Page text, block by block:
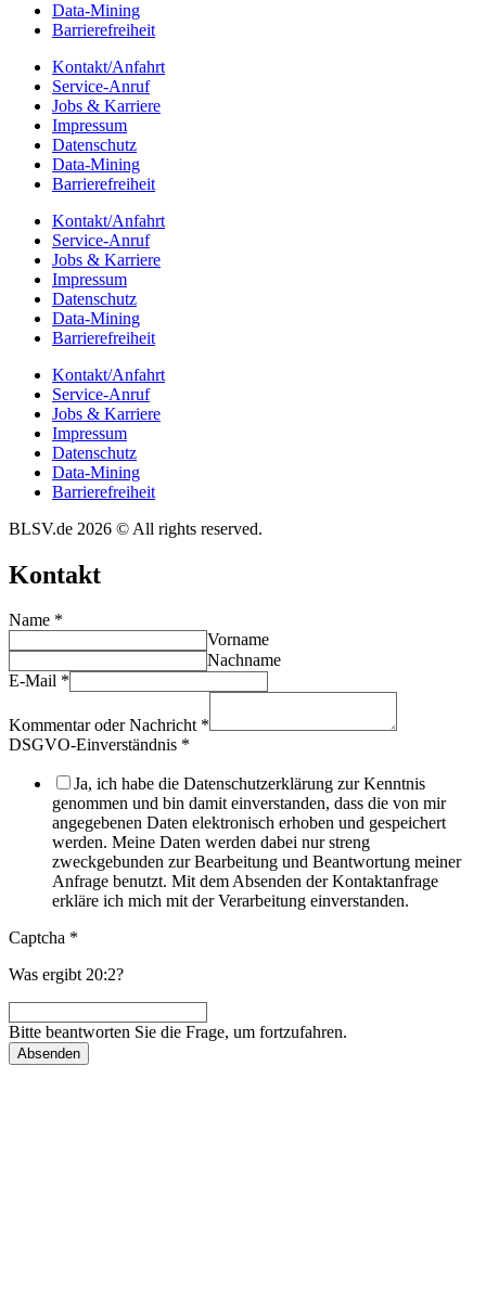
Data-Mining
Barrie­re­frei­heit
Kontakt/​​Anfahrt
Service-Anruf
Jobs & Karriere
Impres­sum
Daten­schutz
Data-Mining
Barrie­re­frei­heit
Kontakt/​​Anfahrt
Service-Anruf
Jobs & Karriere
Impres­sum
Daten­schutz
Data-Mining
Barrie­re­frei­heit
Kontakt/​​Anfahrt
Service-Anruf
Jobs & Karriere
Impres­sum
Daten­schutz
Data-Mining
Barrie­re­frei­heit
BLSV.de 2026 © All rights reserved.
Kontakt
Name *
Vorname
Nachname
E-Mail *
Kommentar oder Nachricht *
DSGVO-Einverständnis *
Ja, ich habe die Datenschutzerklärung zur Kenntnis
genommen und bin damit einverstanden, dass die von mir
angegebenen Daten elektronisch erhoben und gespeichert
werden. Meine Daten werden dabei nur streng
zweckgebunden zur Bearbeitung und Beantwortung meiner
Anfrage benutzt. Mit dem Absenden der Kontaktanfrage
erkläre ich mich mit der Verarbeitung einverstanden.
Captcha *
Was ergibt 20:2?
Bitte beantworten Sie die Frage, um fortzufahren.
Absenden